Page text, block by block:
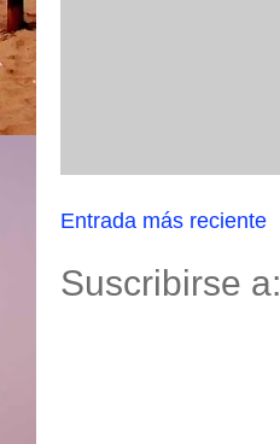
Entrada más reciente
Suscribirse a: